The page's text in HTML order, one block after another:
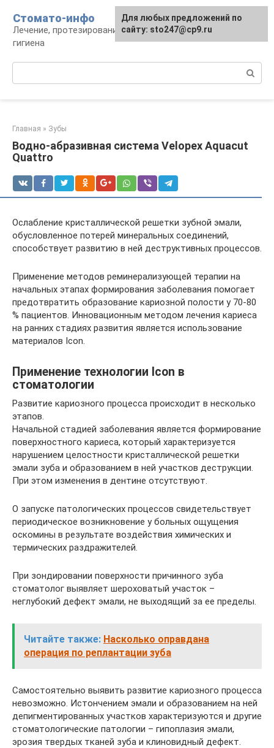
контенту
Стомато-инфо
Лечение, протезирование, ортодонтия,
гигиена
Главная » Зубы
Водно-абразивная система Velopex Aquacut
Quattro
Ослабление кристаллической решетки зубной эмали,
обусловленное потерей минеральных соединений,
способствует развитию в ней деструктивных процессов.
Применение методов реминерализующей терапии на
начальных этапах формирования заболевания помогает
предотвратить образование кариозной полости у 70-80
% пациентов. Инновационным методом лечения кариеса
на ранних стадиях развития является использование
материалов Icon.
Применение технологии Icon в
стоматологии
Развитие кариозного процесса происходит в несколько
этапов.
Начальной стадией заболевания является формирование
поверхностного кариеса, который характеризуется
нарушением целостности кристаллической решетки
эмали зуба и образованием в ней участков деструкции.
При этом изменения в дентине отсутствуют.
О запуске патологических процессов свидетельствует
периодическое возникновение у больных ощущения
оскомины в результате воздействия химических и
термических раздражителей.
При зондировании поверхности причинного зуба
стоматолог выявляет шероховатый участок –
неглубокий дефект эмали, не выходящий за ее пределы.
Читайте также: Насколько оправдана
операция по реплантации зуба
Самостоятельно выявить развитие кариозного процесса
невозможно. Истончением эмали и образованием на ней
депигментированных участков характеризуются и другие
стоматологические патологии – гипоплазия эмали,
эрозия твердых тканей зуба и клиновидный дефект.
Для любых предложений по
сайту: sto247@cp9.ru